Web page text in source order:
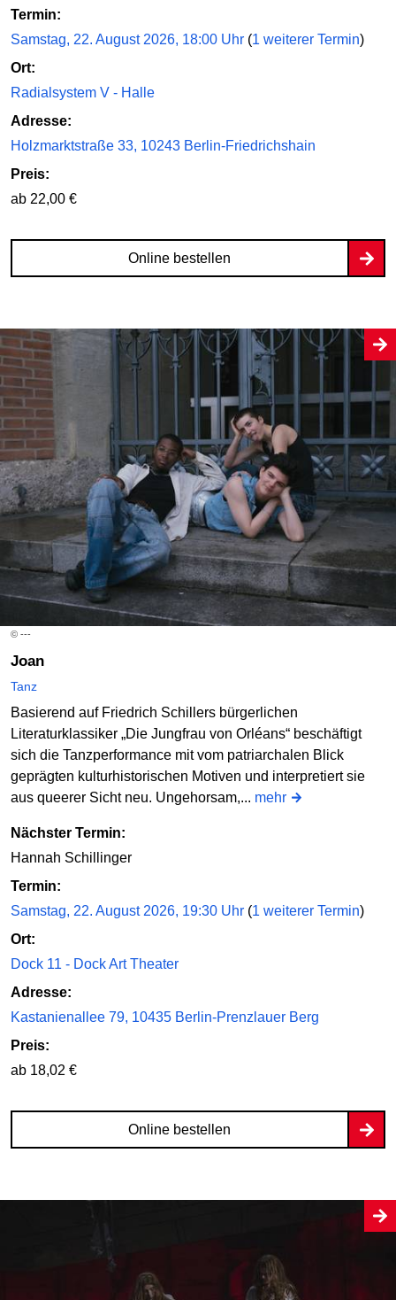
Termin:
Samstag, 22. August 2026, 18:00 Uhr (1 weiterer Termin)
Ort:
Radialsystem V - Halle
Adresse:
Holzmarktstraße 33, 10243 Berlin-Friedrichshain
Preis:
ab 22,00 €
Online bestellen
© ---
Joan
Tanz
Basierend auf Friedrich Schillers bürgerlichen
Literaturklassiker „Die Jungfrau von Orléans“ beschäftigt
sich die Tanzperformance mit vom patriarchalen Blick
geprägten kulturhistorischen Motiven und interpretiert sie
aus queerer Sicht neu. Ungehorsam,... mehr
Nächster Termin:
Hannah Schillinger
Termin:
Samstag, 22. August 2026, 19:30 Uhr (1 weiterer Termin)
Ort:
Dock 11 - Dock Art Theater
Adresse:
Kastanienallee 79, 10435 Berlin-Prenzlauer Berg
Preis:
ab 18,02 €
Online bestellen